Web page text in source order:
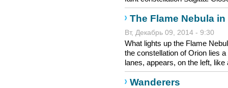
The Flame Nebula
Вт, Декабрь 09, 2014 - 9:30
What lights up the Flame
the constellation of Orion lies
lanes, appears, on the left,
Wanderers